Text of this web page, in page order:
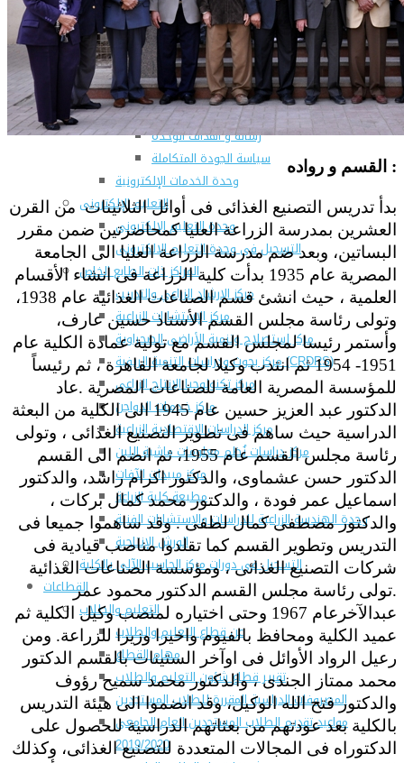
وحدات التطوير بالكلية
وحدة ضمان الجودة
عن الوحدة
أنشطة الوحدة
الهيكل الادارى للوحدة
رسالة و أهداف الوحدة
سياسة الجودة المتكاملة
وحدة الخدمات الإلكترونية
التعليم الإلكترونى
وحدة التعليم الإلكترونى
التسجيل فى وحدة التعليم الالكترونى
المراكز ذات الطابع الخاص
مركز الإرشاد الزراعي والتدريب
مركز الإستشارات الزراعية
مركز إستصلاح وتنمية الأراضى الصحراوية
مركز بحوث ودراسات التنمية الريفية (CRDRS)
مركز تكنولوجيا الإنتاج الزراعي
مركز خـدمـات الدواجن
مركز الدراسات الإقتصادية الزراعية
مركز دراسات نُظم معلومات ماشية اللبن
مركز مبيدات الآفات
مطبعة كلية الزراعة
وحدة الهندسة الزراعية للدراسات والإستشارات الفنية
الورش الإنتاجية
التسجيل في دورات مركز الحاسب الآلي بالكلية
القطاعات
التعليم والطلاب
عن قطاع التعليم والطلاب
مهام القطاع
تقرير قطاع شئون التعليم والطلاب
المصروفات الدراسية المقررة للطلاب المستجدين
مواعيد تقديم الطلاب المستجدين العام الجامعى
2019/2020
القسم و رواده :
بدأ تدريس التصنيع الغذائى فى أوائل الثلاثينات من القرن
العشرين بمدرسة الزراعة العليا كمحاضرتين ضمن مقرر
البساتين، وبعد ضم مدرسة الزراعة العليا الى الجامعة
المصرية عام 1935 بدأت كلية الزراعة فى انشاء الأقسام
العلمية ، حيث انشئ قسم الصناعات الغذائية عام 1938،
وتولى رئاسة مجلس القسم الأستاذ حسين عارف،
وأستمر رئيسا لمجلس القسم مع تولية عمادة الكلية عام
1951- 1954 ثم انتدب وكيلا لجامعة القاهرة ، ثم رئيساً
للمؤسسة المصرية العامة للصناعات المصرية .عاد
الدكتور عبد العزيز حسين عام 1945 الى الكلية من البعثة
الدراسية حيث ساهم فى تطوير التصنيع الغذائى ، وتولى
رئاسة مجلس القسم عام 1955، ثم انضم الى القسم
الدكتور حسن عشماوى، والدكتور اكرام راشد، والدكتور
اسماعيل عمر فودة ، والدكتور محمد كمال بركات ،
والدكتور مصطفى كمال لطفى . وقد ساهموا جميعا فى
التدريس وتطوير القسم كما تقلدوا مناصب قيادية فى
شركات التصنيع الغذائى ، ومؤسسة الصناعات الغذائية
.تولى رئاسة مجلس القسم الدكتور محمود عمر
عبدالآخرعام 1967 وحتى اختياره لمنصب وكيل الكلية ثم
عميد الكلية ومحافظ بالفيوم واخيرا وزيرا للزراعة. ومن
رعيل الرواد الأوائل فى اوآخر الستينات بالقسم الدكتور
محمد ممتاز الجندى ، والدكتور محمد سميح رؤوف
والدكتور فتح الله الوكيل، وقد انضموا الى هيئة التدريس
بالكلية بعد عودتهم من بعثاتهم الدراسية للحصول على
الدكتوراه فى المجالات المتعددة للتصنيع الغذائى، وكذلك